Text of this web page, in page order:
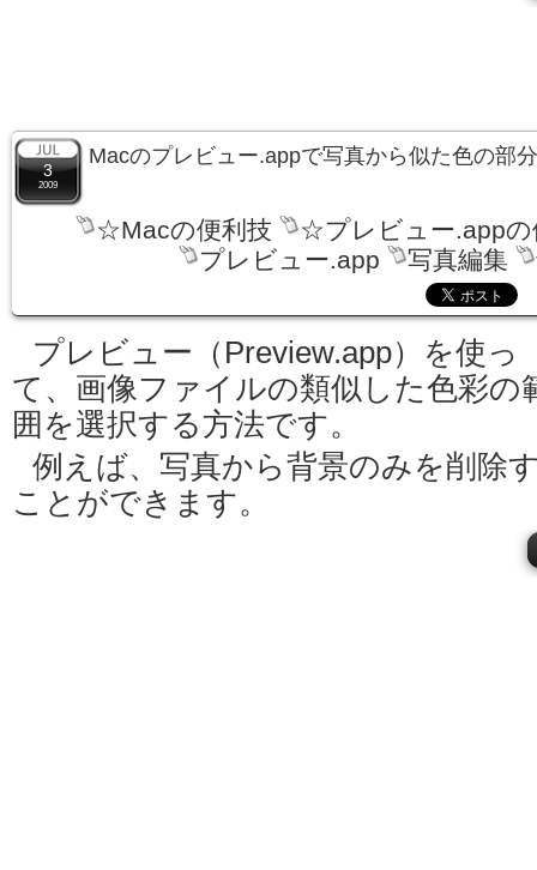
3
2009
Macのプレビュー.appで写真から似た色の部
☆Macの便利技
☆プレビュー.appの
プレビュー.app
写真編集
プレビュー（Preview.app）を使っ
て、画像ファイルの類似した色彩の
囲を選択する方法です。
例えば、写真から背景のみを削除
ことができます。